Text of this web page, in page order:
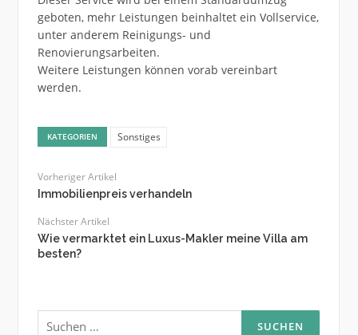
geboten, mehr Leistungen beinhaltet ein Vollservice,
unter anderem Reinigungs- und
Renovierungsarbeiten.
Weitere Leistungen können vorab vereinbart
werden.
KATEGORIEN Sonstiges
Vorheriger Artikel
Immobilienpreis verhandeln
Nächster Artikel
Wie vermarktet ein Luxus-Makler meine Villa am
besten?
Suchen
nach: